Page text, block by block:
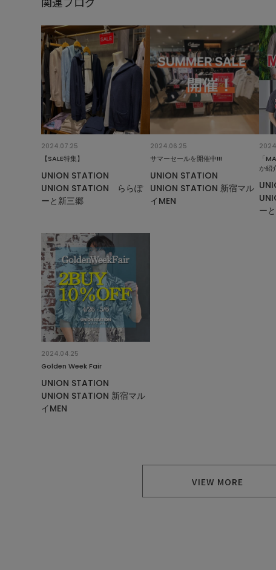
2024.07.25
【SALE特集】
UNION STATION
UNION STATION ららぽ
ーと新三郷
2024.06.25
サマーセールを開催中!!!
UNION STATION
UNION STATION 新宿マル
イMEN
「
か紹
ー
2024.04.25
Golden Week Fair
UNION STATION
UNION STATION 新宿マル
イMEN
VIEW MORE